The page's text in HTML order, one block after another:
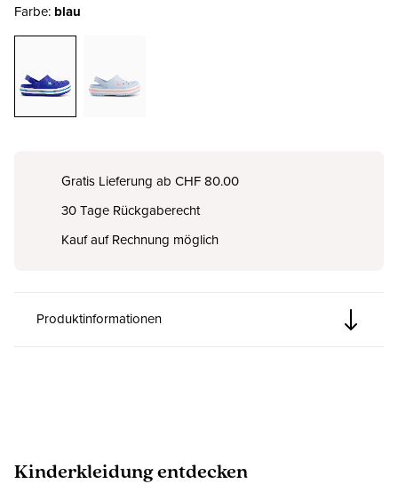
Farbe: blau
Gratis Lieferung ab CHF 80.00
30 Tage Rückgaberecht
Kauf auf Rechnung möglich
Produktinformationen
Produktgalerie überspringen
Kinderkleidung entdecken